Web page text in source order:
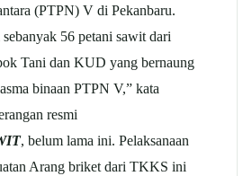
(PTPN) V di Pekanbaru.
56 petani sawit dari
Tani dan KUD yang bernaung
binaan PTPN V,” kata
resmi
, belum lama ini. Pelaksanaan
Arang briket dari TKKS ini